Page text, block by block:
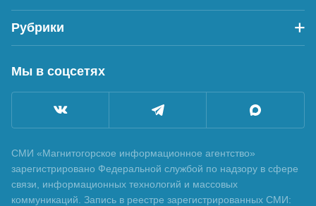
Рубрики
Мы в соцсетях
СМИ «Магнитогорское информационное агентство»
зарегистрировано Федеральной службой по надзору в сфере
связи, информационных технологий и массовых
коммуникаций. Запись в реестре зарегистрированных СМИ: